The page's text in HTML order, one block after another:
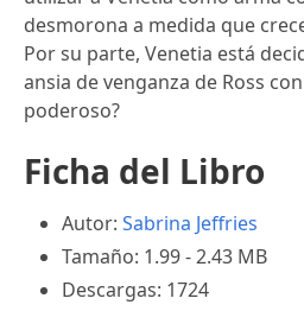
desmorona a medida que
Por su parte, Venetia está
ansia de venganza de Ross
poderoso?
Ficha del Libro
Autor: Sabrina Jeffries
Tamaño: 1.99 - 2.43 MB
Descargas: 1724